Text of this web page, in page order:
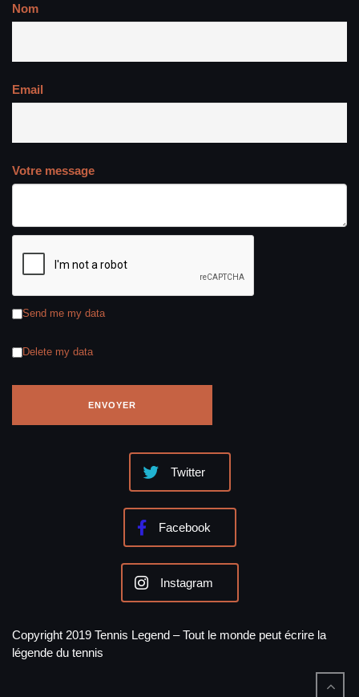
Nom
Email
Votre message
Send me my data
Delete my data
Twitter
Facebook
Instagram
Copyright 2019 Tennis Legend – Tout le monde peut écrire la
légende du tennis